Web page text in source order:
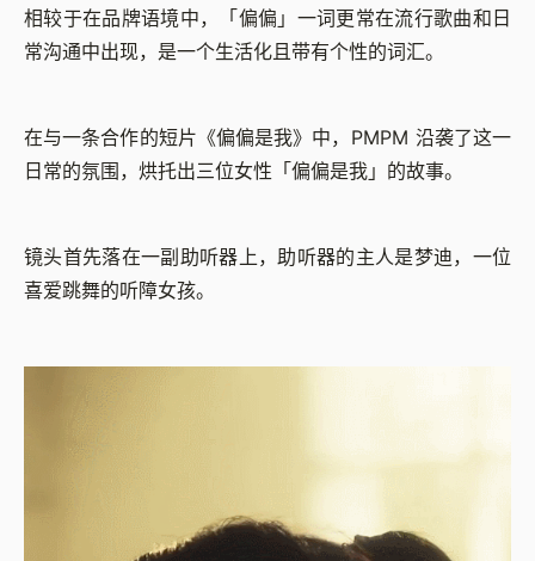
相较于在品牌语境中，「偏偏」一词更常在流行歌曲和日
常沟通中出现，是一个生活化且带有个性的词汇。
在与一条合作的短片《偏偏是我》中，PMPM 沿袭了这一
日常的氛围，烘托出三位女性「偏偏是我」的故事。
镜头首先落在一副助听器上，助听器的主人是梦迪，一位
喜爱跳舞的听障女孩。